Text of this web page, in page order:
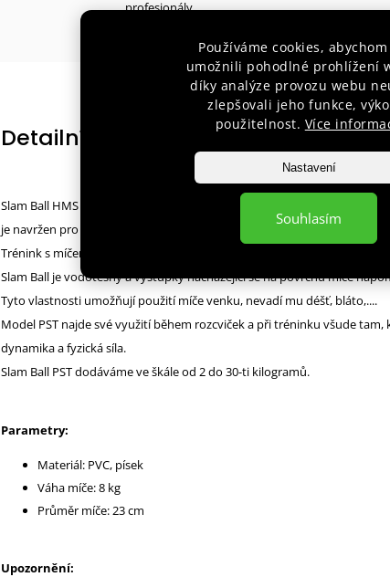
Používáme cookies, abychom
umožnili pohodlné prohlížení
díky analýze provozu webu
zlepšovali jeho funkce,
použitelnost. Více
Nastavení
Souhlasím
profesionály
Detailní popis produktu
Slam Ball HMS PST08 je míč vyrobený z hrubé gumy, která je vyplněna
je navržen pro dymanický trénink, kdy se velkou silou hází proti zemi,
Trénink s míčem PST zapojuje celý pohybový aparát, zvyšuje fyzickou
Slam Ball je vodotěsný a výstupky nacházející se na povrchu míče
Tyto vlastnosti umožňují použití míče venku, nevadí mu déšť, bláto,....
Model PST najde své využití během rozcviček a při tréninku všude tam,
dynamika a fyzická síla.
Slam Ball PST dodáváme ve škále od 2 do 30-ti kilogramů.
Parametry:
Materiál: PVC, písek
Váha míče: 8 kg
Průměr míče: 23 cm
Upozornění: